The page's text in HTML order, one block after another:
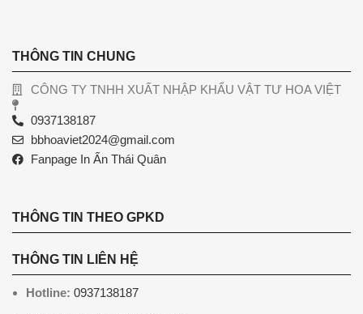
THÔNG TIN CHUNG
CÔNG TY TNHH XUẤT NHẬP KHẨU VẬT TƯ HOA VIỆT
0937138187
bbhoaviet2024@gmail.com
Fanpage In Ấn Thái Quân
THÔNG TIN THEO GPKD
THÔNG TIN LIÊN HỆ
Hotline: 0937138187